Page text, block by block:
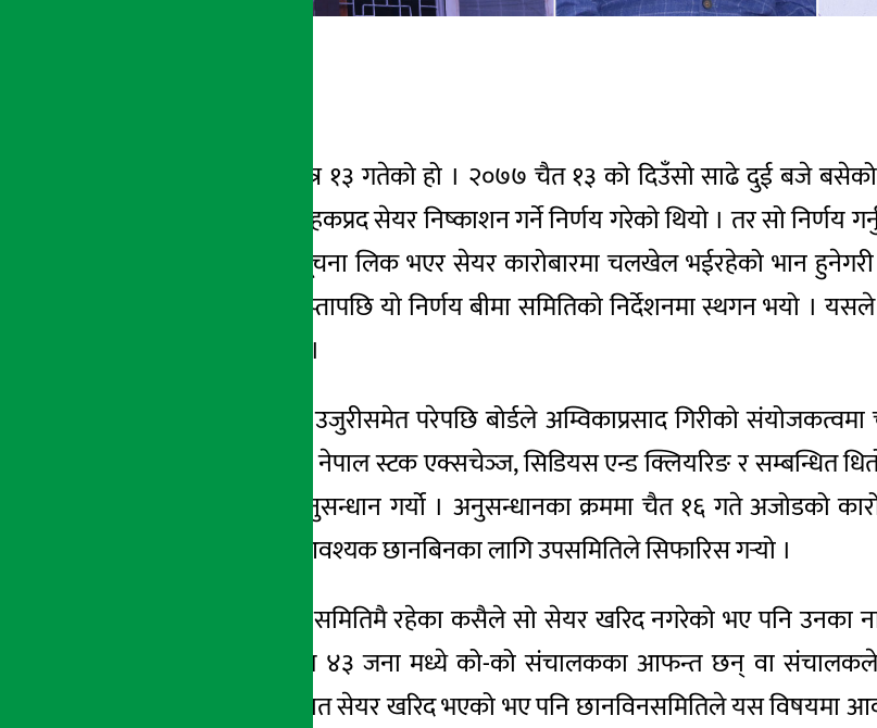
कुरा २०७७ साल चैत्र १३ गतेको हो । २०७७ चैत १३ को दिउँसो साढे दुई बजे
बैठकले ५० प्रतिशत हकप्रद सेयर निष्काशन गर्ने निर्णय गरेको थियो । तर सो निर्णय
थियो । अर्थात यो सूचना लिक भएर सेयर कारोबारमा चलखेल भईरहेको भान
निर्णय भएको एक हप्तापछि यो निर्णय बीमा समितिको निर्देशनमा स्थगन भयो ।
गर्ने थप आधार दियो ।
यस विषयमा बोर्डमा उजुरीसमेत परेपछि बोर्डले अम्विकाप्रसाद गिरीको
अनुसन्धानका क्रममा नेपाल स्टक एक्सचेञ्‍ज, सिडियस एन्ड क्लियरिङ र सम्बन्धित
यस विषयमा थप अनुसन्धान गर्यो । अनुसन्धानका क्रममा चैत १६ गते अजोडको
भएको देखिएकाले आवश्यक छानबिनका लागि उपसमितिले सिफारिस गर्‍यो ।
कम्पनीको संचालक समितिमै रहेका कसैले सो सेयर खरिद नगरेको भए पनि उनका
खरिद गरेका दुई सय ४३ जना मध्ये को-को संचालकका आफन्त छन् वा संचालकले
एकैदिन ८३.८९ प्रतिशत सेयर खरिद भएको भए पनि छानविनसमितिले यस विषयमा